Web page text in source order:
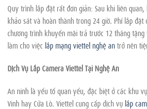
Quy trình lắp đặt rất đơn giản: Sau khi liên
khảo sát và hoàn thành trong 24 giờ. Phí lắp đặt
chương trình khuyến mãi trả trước 12 tháng
làm cho việc lắp mạng viettel nghệ antrở nên
Dịch Vụ Lắp Camera Viettel Tại Nghệ An
An ninh là yếu tố quan yếu, đặc biệt ở các khu
Vinh hay Cửa Lò. Viettel cung cấp dịch vụ lắp